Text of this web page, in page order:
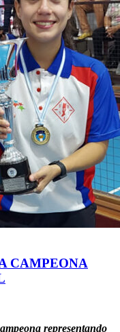
CAMPEONA
representando